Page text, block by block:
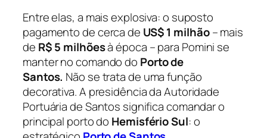
Entre elas, a mais explosiva: o suposto
pagamento de cerca de US$ 1 milhão– mais
de R$ 5 milhõesà época – para Pomini se
manter no comando do Porto de
Santos. Não se trata de uma função
decorativa. A presidência da Autoridade
Portuária de Santos significa comandar o
principal porto do Hemisfério Sul: o